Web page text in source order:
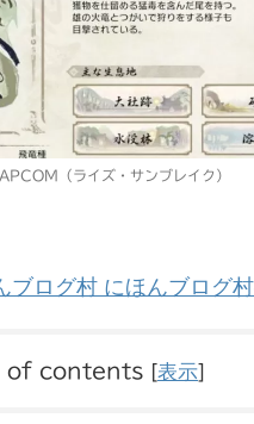
（ライズ・サンブレイク）
of contents [表示]